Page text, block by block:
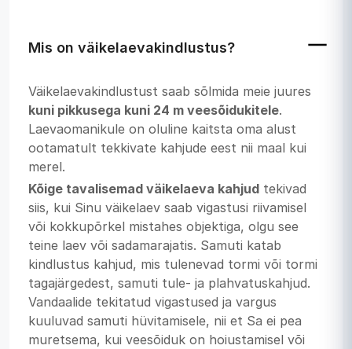
Mis on väikelaevakindlustus?
Väikelaevakindlustust saab sõlmida meie juures
kuni pikkusega kuni 24 m veesõidukitele.
Laevaomanikule on oluline kaitsta oma alust
ootamatult tekkivate kahjude eest nii maal kui
merel.
Kõige tavalisemad väikelaeva kahjud tekivad
siis, kui Sinu väikelaev saab vigastusi riivamisel
või kokkupõrkel mistahes objektiga, olgu see
teine laev või sadamarajatis. Samuti katab
kindlustus kahjud, mis tulenevad tormi või tormi
tagajärgedest, samuti tule- ja plahvatuskahjud.
Vandaalide tekitatud vigastused ja vargus
kuuluvad samuti hüvitamisele, nii et Sa ei pea
muretsema, kui veesõiduk on hoiustamisel või